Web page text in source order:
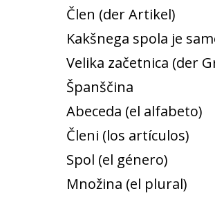
Člen (der Artikel)
Kakšnega spola je
Velika začetnica (der
Španščina
Abeceda (el alfabeto)
Členi (los artículos)
Spol (el género)
Množina (el plural)